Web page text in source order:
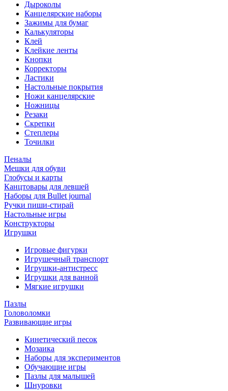
Дыроколы
Канцелярские наборы
Зажимы для бумаг
Калькуляторы
Клей
Клейкие ленты
Кнопки
Корректоры
Ластики
Настольные покрытия
Ножи канцелярские
Ножницы
Резаки
Скрепки
Степлеры
Точилки
Пеналы
Мешки для обуви
Глобусы и карты
Канцтовары для левшей
Наборы для Bullet journal
Ручки пиши-стирай
Настольные игры
Конструкторы
Игрушки
Игровые фигурки
Игрушечный транспорт
Игрушки-антистресс
Игрушки для ванной
Мягкие игрушки
Пазлы
Головоломки
Развивающие игры
Кинетический песок
Мозаика
Наборы для экспериментов
Обучающие игры
Пазлы для малышей
Шнуровки